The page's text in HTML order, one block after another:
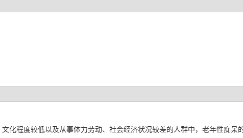
化程度较低以及从事体力劳动、社会经济状况较差的人群中，老年性痴呆